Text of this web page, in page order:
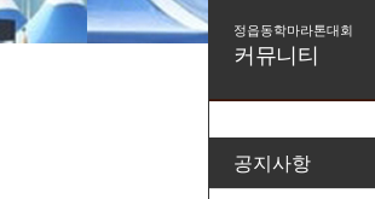
정읍동학마라톤대회
커뮤니티
공지사항